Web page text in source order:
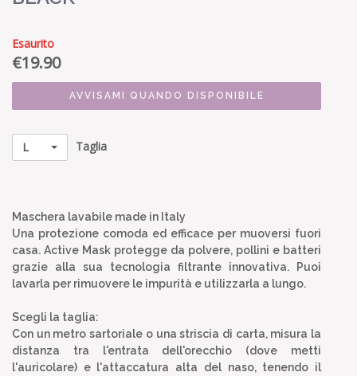
Esaurito
€19.90
AVVISAMI QUANDO DISPONIBILE
L Taglia
Maschera lavabile made in Italy
Una protezione comoda ed efficace per muoversi fuori
casa. Active Mask protegge da polvere, pollini e batteri
grazie alla sua tecnologia filtrante innovativa. Puoi
lavarla per rimuovere le impurità e utilizzarla a lungo.
Scegli la taglia:
Con un metro sartoriale o una striscia di carta, misura la
distanza tra l'entrata dell'orecchio (dove metti
l'auricolare) e l'attaccatura alta del naso, tenendo il